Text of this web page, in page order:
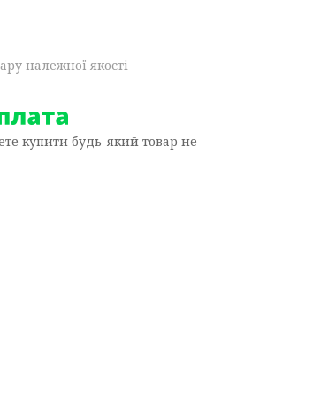
належної якості
купити будь-який товар не